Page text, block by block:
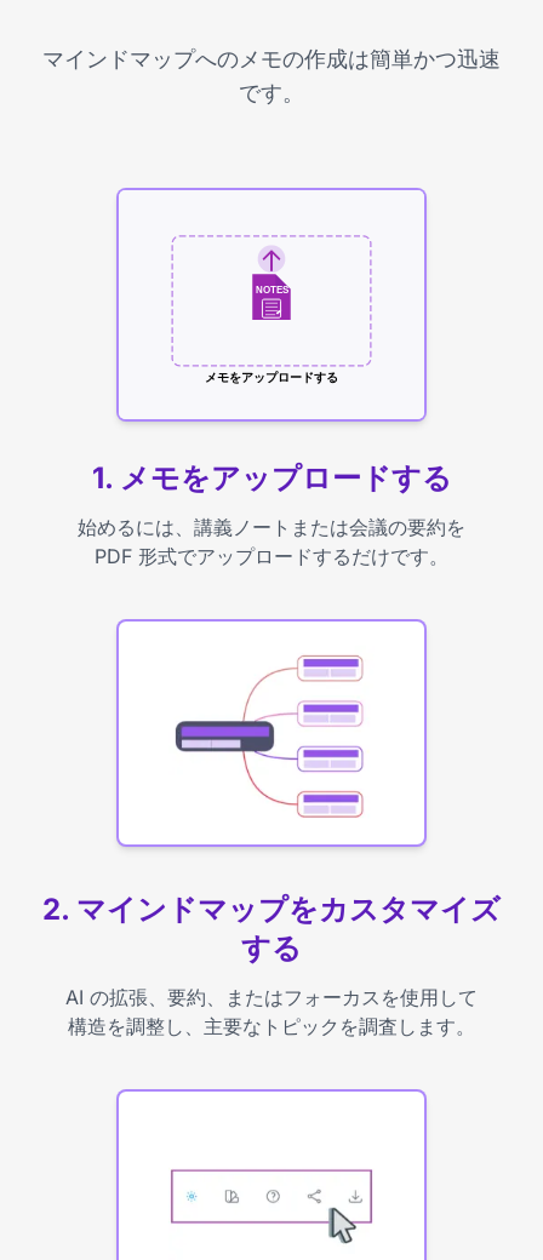
マインドマップへのメモの作成は簡単かつ迅速
です。
NOTES
メモをアップロードする
1. メモをアップロードする
始めるには、講義ノートまたは会議の要約を
PDF 形式でアップロードするだけです。
2. マインドマップをカスタマイズ
する
AI の拡張、要約、またはフォーカスを使用して
構造を調整し、主要なトピックを調査します。